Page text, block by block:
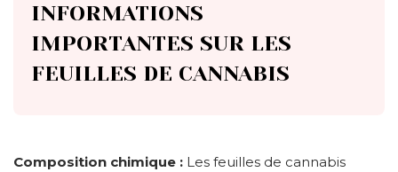
INFORMATIONS
IMPORTANTES SUR LES
FEUILLES DE CANNABIS
Composition chimique : Les feuilles de cannabis